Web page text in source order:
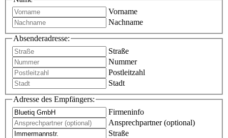
Vorname
Nachname
Absenderadresse:
Straße
Nummer
Postleitzahl
Stadt
Adresse des Empfängers:
Firmeninfo
Ansprechpartner (optional)
Straße